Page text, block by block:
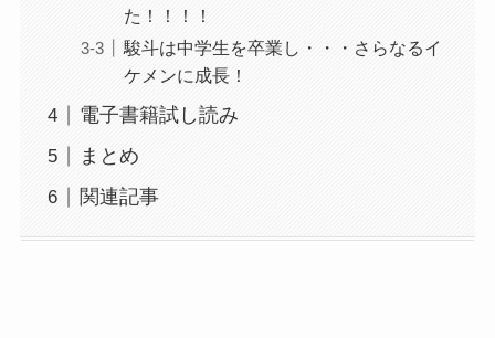
た！！！！
駿斗は中学生を卒業し・・・さらなるイ
ケメンに成長！
電子書籍試し読み
まとめ
関連記事